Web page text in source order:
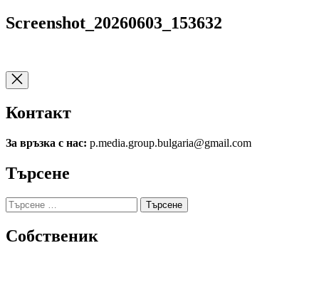
Screenshot_20260603_153632
Контакт
За връзка с нас: p.media.group.bulgaria@gmail.com
Търсене
Търсене
за:
Собственик